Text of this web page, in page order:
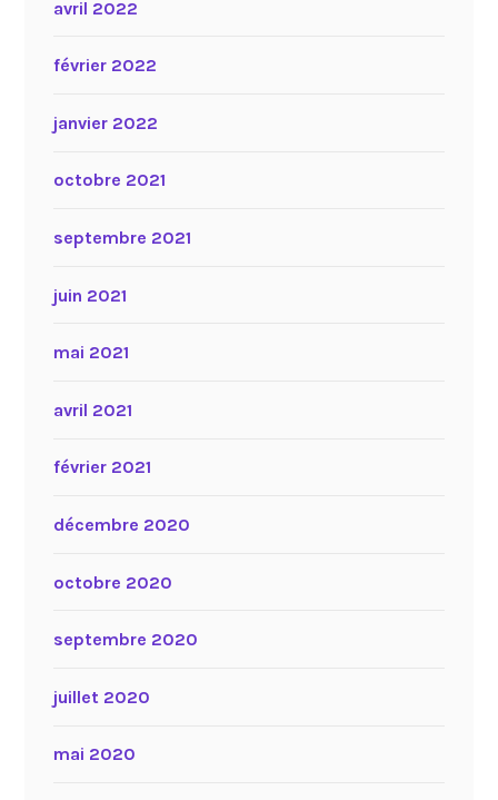
avril 2022
février 2022
janvier 2022
octobre 2021
septembre 2021
juin 2021
mai 2021
avril 2021
février 2021
décembre 2020
octobre 2020
septembre 2020
juillet 2020
mai 2020